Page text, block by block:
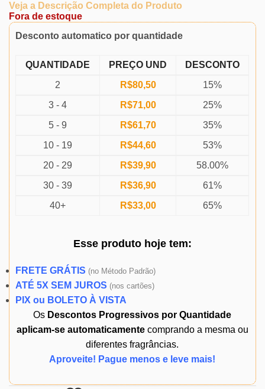
Veja a Descrição Completa do Produto
Fora de estoque
Desconto automatico por quantidade
QUANTIDADE PREÇO UND
DESCONTO
2
R$80,50
15%
3 - 4
R$71,00
25%
5 - 9
R$61,70
35%
10 - 19
R$44,60
53%
20 - 29
R$39,90
58.00%
30 - 39
R$36,90
61%
40+
R$33,00 65%
Esse produto hojetem:
FRETE GRÁTIS (no Método Padrão)
ATÉ 5X SEM JUROS (nos cartões)
PIX ou BOLETO À VISTA
Os Descontos Progressivos por Quantidade
aplicam-se automaticamentecomprando a mesma ou
diferentes fragrâncias.
Aproveite! Pague menos e leve mais!